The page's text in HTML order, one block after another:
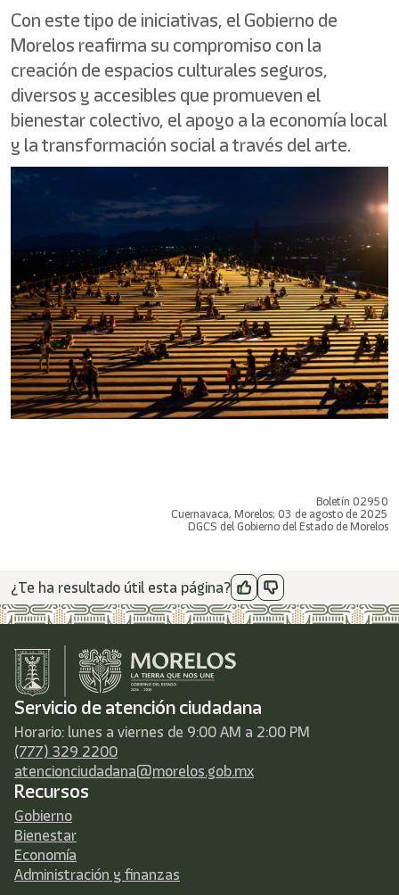
Con este tipo de iniciativas, el Gobierno de
Morelos reafirma su compromiso con la
creación de espacios culturales seguros,
diversos y accesibles que promueven el
bienestar colectivo, el apoyo a la economía local
y la transformación social a través del arte.
Boletín 02950
Cuernavaca, Morelos; 03 de agosto de 2025
DGCS del Gobierno del Estado de Morelos
¿Te ha resultado útil esta página?
Servicio de atención ciudadana
Horario: lunes a viernes de 9:00 AM a 2:00 PM
(777) 329 2200
atencionciudadana@morelos.gob.mx
Recursos
Gobierno
Bienestar
Economía
Administración y finanzas